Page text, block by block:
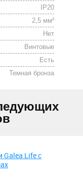
IP20
2,5 мм²
Нет
Винтовые
Есть
Темная бронза
Galea Life с